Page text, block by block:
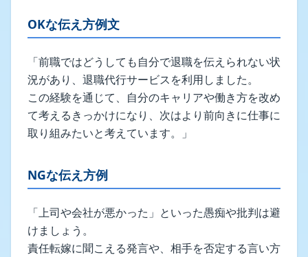
OKな伝え方例文
「前職ではどうしても自分で退職を伝えられない状
況があり、退職代行サービスを利用しました。
この経験を通じて、自分のキャリアや働き方を改め
て考えるきっかけになり、次はより前向きに仕事に
取り組みたいと考えています。」
NGな伝え方例
「上司や会社が悪かった」といった愚痴や批判は避
けましょう。
責任転嫁に聞こえる発言や、相手を否定する言い方